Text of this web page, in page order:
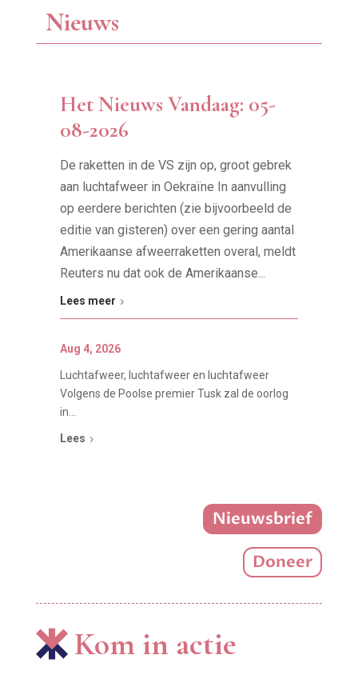
Nieuws
Het Nieuws Vandaag: 05-
08-2026
De raketten in de VS zijn op, groot gebrek
aan luchtafweer in Oekraïne In aanvulling
op eerdere berichten (zie bijvoorbeeld de
editie van gisteren) over een gering aantal
Amerikaanse afweerraketten overal, meldt
Reuters nu dat ook de Amerikaanse...
Lees meer 5
Aug 4, 2026
Luchtafweer, luchtafweer en luchtafweer
Volgens de Poolse premier Tusk zal de oorlog
in...
Lees 5
Nieuwsbrief
Doneer
Kom in actie